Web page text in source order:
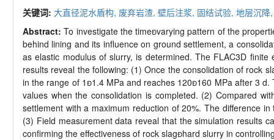
关键词: 大直径泥水盾构, 废弃岩渣, 壁后注浆, 固结试验, 地层沉
Abstract:To investigate the timevarying pattern of the
behind lining and its influence on ground settlement, a
as elastic modulus of slurry, is determined. The FLAC3D
results reveal the following: (1) Once the consolidation of rock
in the range of 11.4 MPa and reaches 120160 MPa after 3
values when the consolidation is completed. (2) Compared
settlement with a maximum reduction of 20%. The difference
(3) Field measurement data reveal that the simulation results
confirming the effectiveness of rock slaghard slurry in